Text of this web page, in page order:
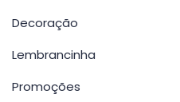
Decoração
Lembrancinha
Promoções